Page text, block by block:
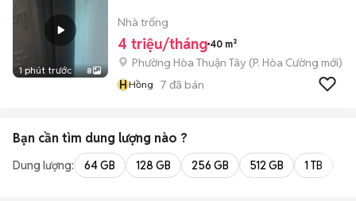
1 phút trước 8
Nhà trống
4 triệu/tháng 40 m²
Phường Hòa Thuận Tây (P. Hòa Cường mới)
HHồng 7 đã bán
Bạn cần tìm dung lượng nào ?
Dung lượng: 64 GB 128 GB 256 GB 512 GB 1 TB